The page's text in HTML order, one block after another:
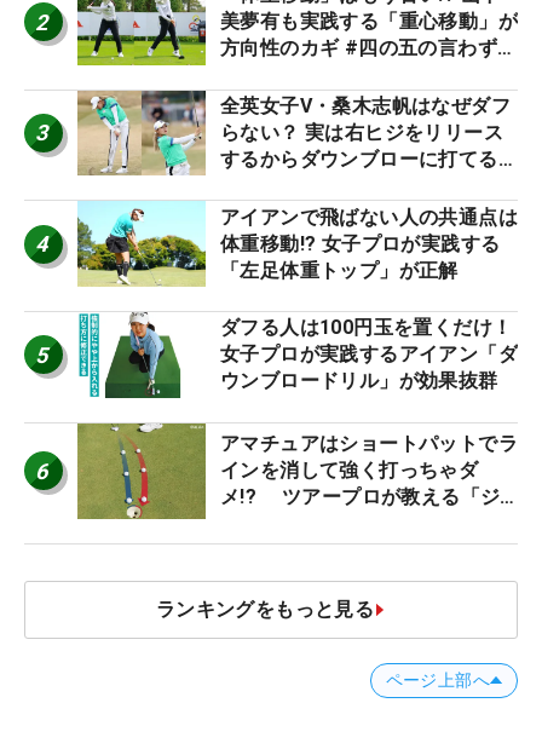
2
美夢有も実践する「重心移動」が
方向性のカギ #四の五の言わず振
3
全英女子V・桑木志帆はなぜダフ
らない？ 実は右ヒジをリリース
するからダウンブローに打てる #
4
アイアンで飛ばない人の共通点は
体重移動!? 女子プロが実践する
「左足体重トップ」が正解
5
ダフる人は100円玉を置くだけ！
女子プロが実践するアイアン「ダ
ウンブロードリル」が効果抜群
6
アマチュアはショートパットでラ
インを消して強く打っちゃダ
メ!? ツアープロが教える「ジ
減するワケ
ランキングをもっと見る
ページ上部へ